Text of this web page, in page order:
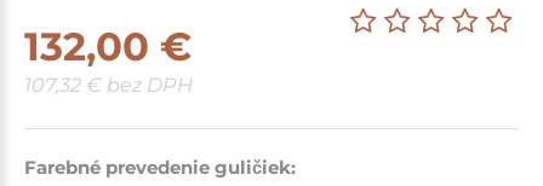
132,00 €
107,32 € bez DPH
Farebné prevedenie guličiek: